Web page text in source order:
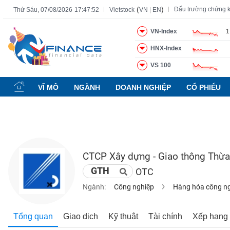
Thứ Sáu, 07/08/2026 17:47:53 Vietstock (VN EN) Đấu trường chứng
VN-Index
HNX-Index
VS 100
VĨ MÔ NGÀNH DOANH NGHIỆP CỔ PHIẾU
CTCP Xây dựng - Giao thông
GTH OTC
Ngành: Công nghiệp Hàng hóa công
Tổng quan Giao dịch Kỹ thuật Tài chính Xếp hạng
Tất cả Tính năng Ngành Mã chứng khoán Lãnh đạo
Tính
năng
(-)
CHỨNG
KHOÁN
NGHIỆP